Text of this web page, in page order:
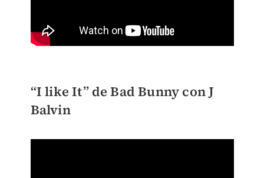
“I like It” de Bad Bunny con J
Balvin